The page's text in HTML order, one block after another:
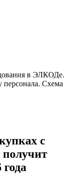
в ЭЛКОДе.
Схема
с